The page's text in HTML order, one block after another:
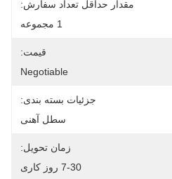
مقدار حداقل تعداد سفارش:
1 مجموعه
قیمت:
Negotiable
جزئیات بسته بندی:
سطل آهنی
زمان تحویل:
7-30 روز کاری